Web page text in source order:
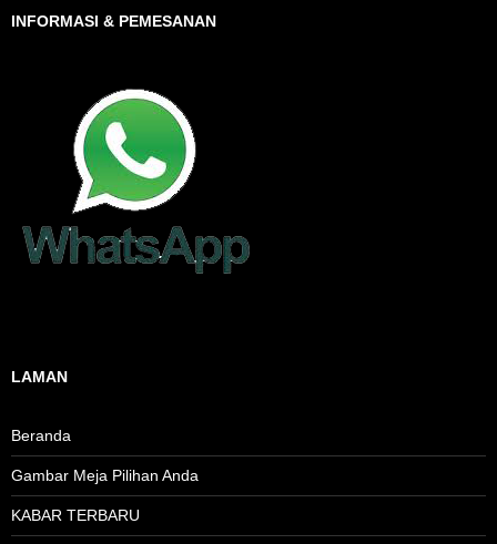
INFORMASI & PEMESANAN
LAMAN
Beranda
Gambar Meja Pilihan Anda
KABAR TERBARU